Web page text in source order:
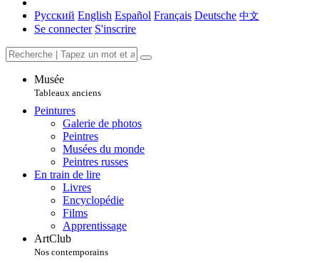
Русский English Español Français Deutsche 中文
Se connecter S'inscrire
Musée
Tableaux anciens
Peintures
Galerie de photos
Peintres
Musées du monde
Peintres russes
En train de lire
Livres
Encyclopédie
Films
Apprentissage
ArtClub
Nos contemporains